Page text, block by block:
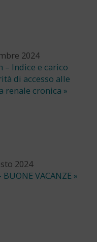
2024
– Indice e carico
di accesso alle
renale cronica »
2024
VACANZE »